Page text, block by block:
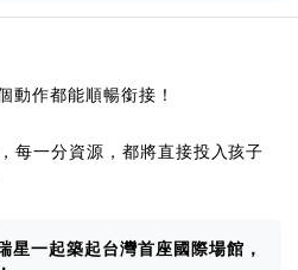
動作都能順暢銜接！
每一分資源，都將直接投入孩子
星一起築起台灣首座國際場館，